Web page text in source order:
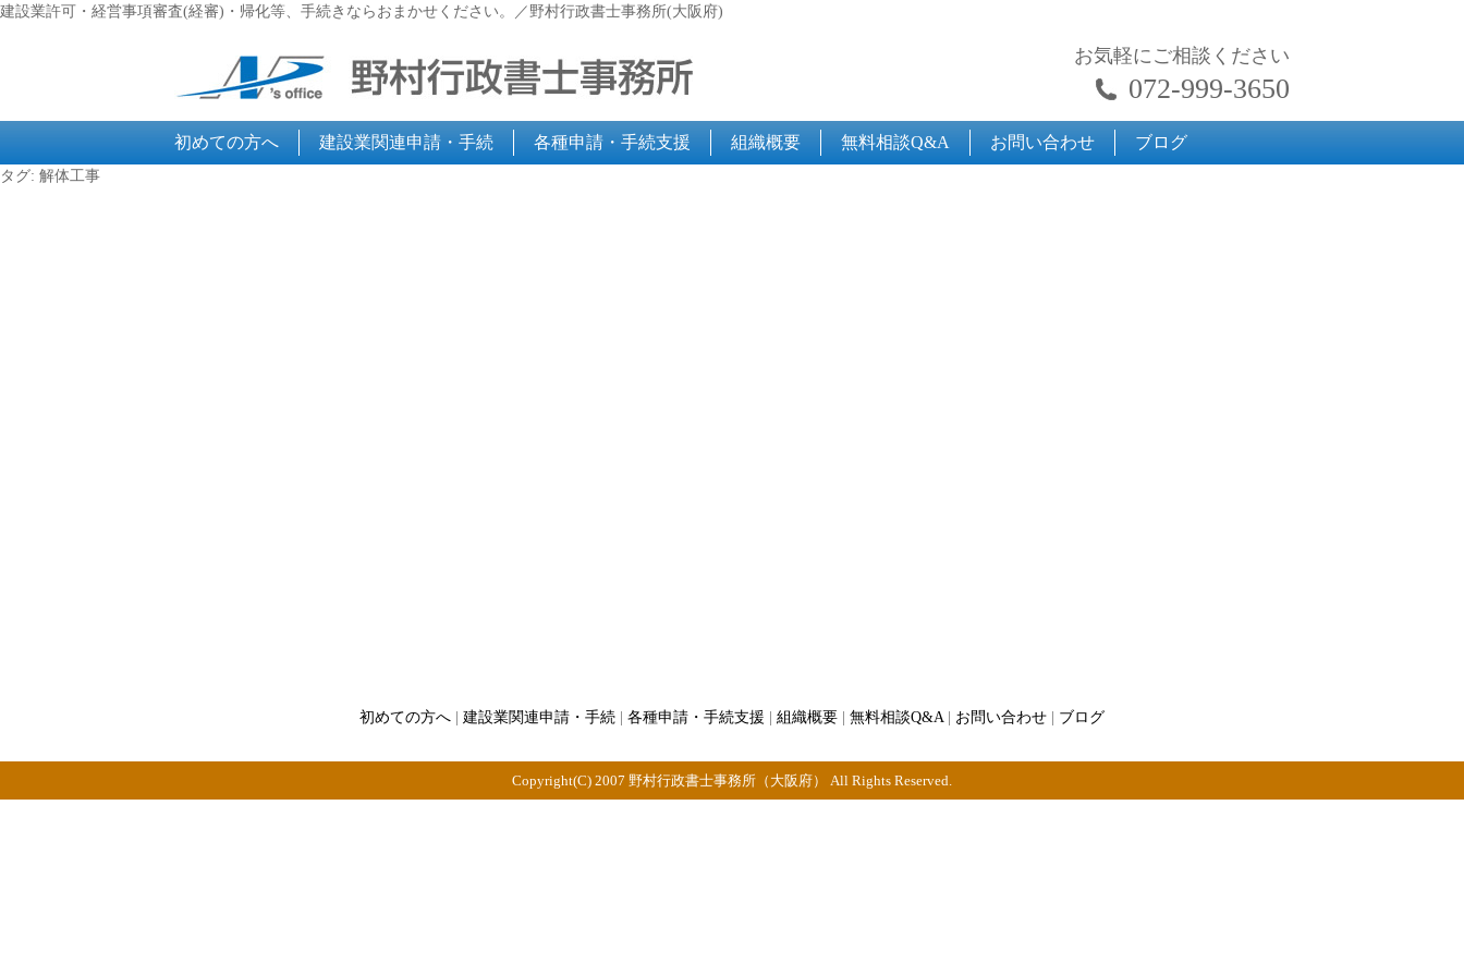
建設業許可・経営事項審査(経審)・帰化等、手続きならおまかせください。／野村行政書士事務所(大阪府)
お気軽にご相談ください
072-999-3650
初めての方へ 建設業関連申請・手続 各種申請・手続支援 組織概要 無料相談Q&A お問い合わせ ブログ
タグ: 解体工事
初めての方へ 建設業関連申請・手続 各種申請・手続支援 組織概要 無料相談Q&A| お問い合わせ ブログ
Copyright(C) 2007 野村行政書士事務所（大阪府） All Rights Reserved.